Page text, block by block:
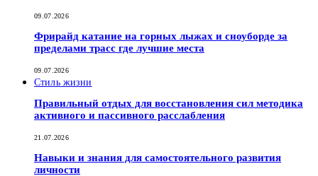
09.07.2026
Фрирайд катание на горных лыжах и сноуборде за
пределами трасс где лучшие места
09.07.2026
Стиль жизни
Правильный отдых для восстановления сил методика
активного и пассивного расслабления
21.07.2026
Навыки и знания для самостоятельного развития
личности